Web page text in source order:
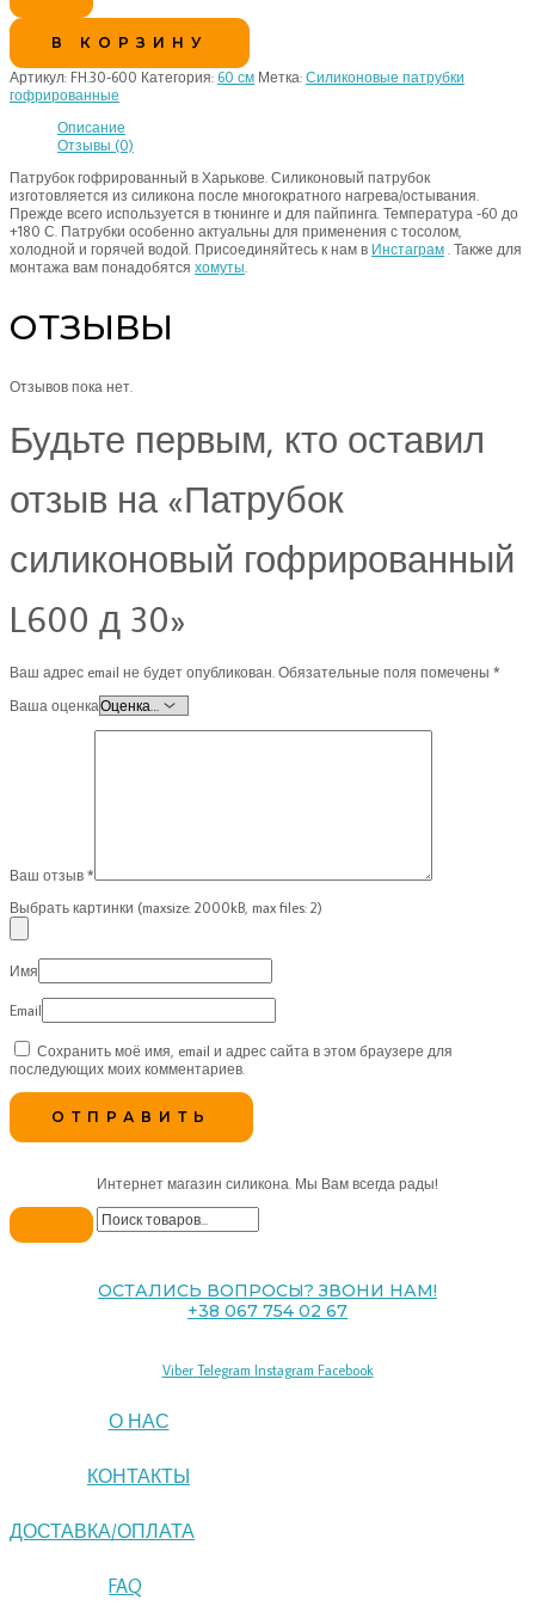
В КОРЗИНУ
Артикул: FH.30-600 Категория: 60 см Метка: Силиконовые патрубки
гофрированные
Описание
Отзывы (0)
Патрубок гофрированный в Харькове. Силиконовый патрубок
изготовляется из силикона после многократного нагрева/остывания.
Прежде всего используется в тюнинге и для пайпинга. Температура -60 до
+180 С. Патрубки особенно актуальны для применения с тосолом,
холодной и горячей водой. Присоединяйтесь к нам в Инстаграм . Также для
монтажа вам понадобятся хомуты.
ОТЗЫВЫ
Отзывов пока нет.
Будьте первым, кто оставил
отзыв на «Патрубок
силиконовый гофрированный
L600 д 30»
Ваш адрес email не будет опубликован. Обязательные поля помечены *
Ваша оценка
Ваш отзыв *
Выбрать картинки (maxsize: 2000kB, max files: 2)
Имя
Email
Сохранить моё имя, email и адрес сайта в этом браузере для
последующих моих комментариев.
Интернет магазин силикона. Мы Вам всегда рады!
ОСТАЛИСЬ ВОПРОСЫ? ЗВОНИ НАМ!
+38 067 754 02 67
Viber Telegram Instagram Facebook
О НАС
КОНТАКТЫ
ДОСТАВКА/ОПЛАТА
FAQ